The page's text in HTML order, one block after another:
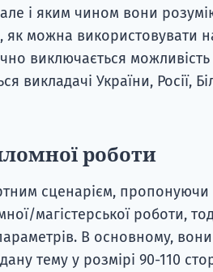
і яким чином вони
як можна використовувати
виключається можливість
України, Росії,
роботи
сценарієм, пропонуючи
магістерської роботи,
В основному, вони
тему у розмірі 90-110